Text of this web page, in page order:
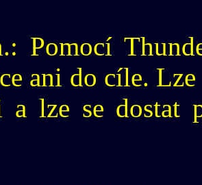
Pomocí
ani do cíle.
a lze se dostat